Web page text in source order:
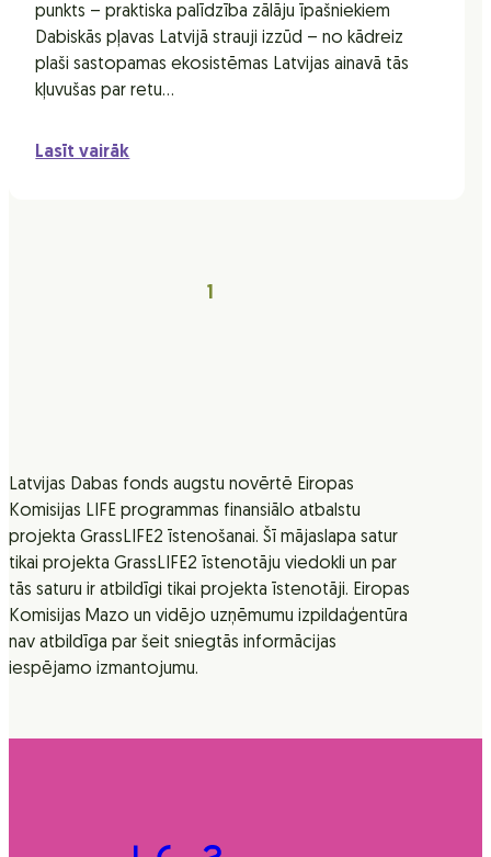
punkts – praktiska palīdzība zālāju īpašniekiem
Dabiskās pļavas Latvijā strauji izzūd – no kādreiz
plaši sastopamas ekosistēmas Latvijas ainavā tās
kļuvušas par retu…
Lasīt vairāk
1
Latvijas Dabas fonds augstu novērtē Eiropas
Komisijas LIFE programmas finansiālo atbalstu
projekta GrassLIFE2 īstenošanai. Šī mājaslapa satur
tikai projekta GrassLIFE2 īstenotāju viedokli un par
tās saturu ir atbildīgi tikai projekta īstenotāji. Eiropas
Komisijas Mazo un vidējo uzņēmumu izpildaģentūra
nav atbildīga par šeit sniegtās informācijas
iespējamo izmantojumu.